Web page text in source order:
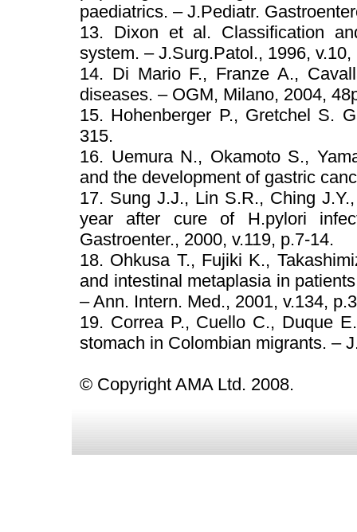
paediatrics. – J.Pediatr.
13. Dixon et al. Classification
system. – J.Surg.Patol., 1996, v.10,
14. Di Mario F., Franze A.,
diseases. – OGM, Milano, 2004,
15. Hohenberger P., Gretchel S.
315.
16. Uemura N., Okamoto S.,
and the development of gastric
17. Sung J.J., Lin S.R., Ching
year after cure of H.pylori
Gastroenter., 2000, v.119, p.7-14.
18. Ohkusa T., Fujiki K.,
and intestinal metaplasia in
– Ann. Intern. Med., 2001, v.134,
19. Correa P., Cuello C., Duque
stomach in Colombian migrants. –
© Copyright AMA Ltd. 2008.